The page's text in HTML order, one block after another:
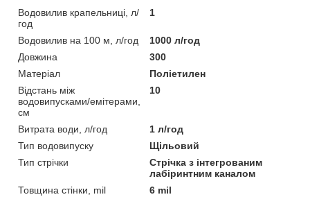
Водовилив крапельниці, л/
год
1
Водовилив на 100 м, л/год
1000 л/год
Довжина
300
Матеріал
Поліетилен
Відстань між
водовипусками/емітерами,
см
10
Витрата води, л/год
1 л/год
Тип водовипуску
Щільовий
Тип стрічки
Стрічка з інтегрованим
лабіринтним каналом
Товщина стінки, mil
6 mil